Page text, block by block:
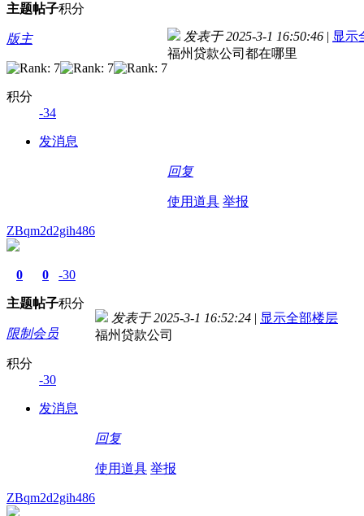
主题帖子积分
版主
积分
-34
发消息
发表于 2025-3-1 16:50:46 | 显示
福州贷款公司都在哪里
回复
使用道具 举报
ZBqm2d2gih486
0
主题
0
帖子
-30
积分
限制会员
积分
-30
发消息
发表于 2025-3-1 16:52:24 | 显示全部楼层
福州贷款公司
回复
使用道具 举报
ZBqm2d2gih486